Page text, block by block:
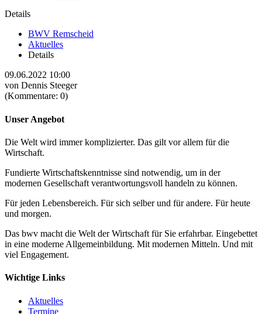
Details
BWV Remscheid
Aktuelles
Details
09.06.2022 10:00
von Dennis Steeger
(Kommentare: 0)
Unser Angebot
Die Welt wird immer komplizierter. Das gilt vor allem für die
Wirtschaft.
Fundierte Wirtschaftskenntnisse sind notwendig, um in der
modernen Gesellschaft verantwortungsvoll handeln zu können.
Für jeden Lebensbereich. Für sich selber und für andere. Für heute
und morgen.
Das bwv macht die Welt der Wirtschaft für Sie erfahrbar. Eingebettet
in eine moderne Allgemeinbildung. Mit modernen Mitteln. Und mit
viel Engagement.
Wichtige Links
Aktuelles
Termine